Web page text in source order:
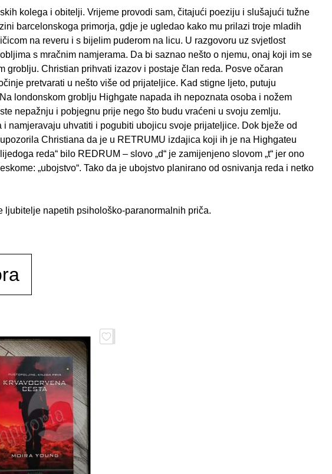
kolega i obitelji. Vrijeme provodi sam, čitajući poeziju i slušajući tužne
barcelonskoga primorja, gdje je ugledao kako mu prilazi troje mladih
na reveru i s bijelim puderom na licu. U razgovoru uz svjetlost
s mračnim namjerama. Da bi saznao nešto o njemu, onaj koji im se
Christian prihvati izazov i postaje član reda. Posve očaran
pretvarati u nešto više od prijateljice. Kad stigne ljeto, putuju
londonskom groblju Highgate napada ih nepoznata osoba i nožem
nepažnju i pobjegnu prije nego što budu vraćeni u svoju zemlju.
namjeravaju uhvatiti i pogubiti ubojicu svoje prijateljice. Dok bježe od
Christiana da je u RETRUMU izdajica koji ih je na Highgateu
reda“ bilo REDRUM – slovo „d“ je zamijenjeno slovom „t“ jer ono
„ubojstvo“. Tako da je ubojstvo planirano od osnivanja reda i netko
ljubitelje napetih psihološko-paranormalnih priča.